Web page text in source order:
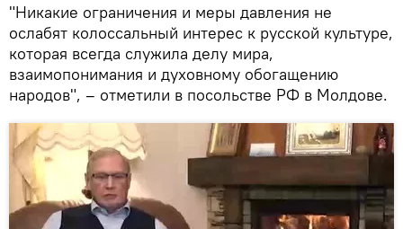
"Никакие ограничения и меры давления не
ослабят колоссальный интерес к русской культуре,
которая всегда служила делу мира,
взаимопонимания и духовному обогащению
народов", – отметили в посольстве РФ в Молдове.